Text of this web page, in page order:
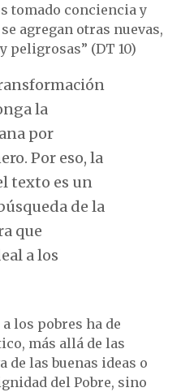
tomado conciencia y
agregan otras nuevas,
peligrosas” (DT 10)
la
por
Por eso, la
texto es un
de la
que
a los
los pobres ha de
más allá de las
de las buenas ideas o
del Pobre, sino